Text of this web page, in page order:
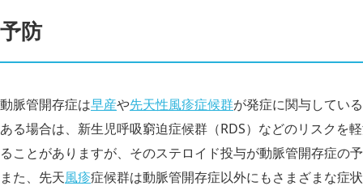
予防
動脈管開存症は早産や先天性風疹症候群が発症に関与してい
ある場合は、新生児呼吸窮迫症候群（RDS）などのリスクを
ることがありますが、そのステロイド投与が動脈管開存症の
また、先天風疹症候群は動脈管開存症以外にもさまざまな症